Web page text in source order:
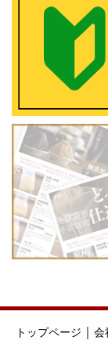
トップページ ｜ 会